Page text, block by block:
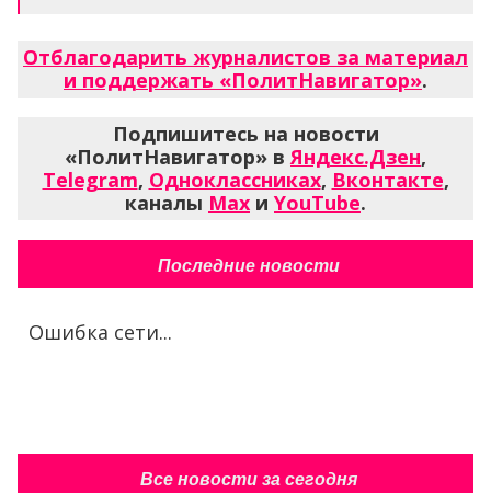
Отблагодарить журналистов за материал
и поддержать «ПолитНавигатор».
Подпишитесь на новости
«ПолитНавигатор» вЯндекс.Дзен,
Telegram, Одноклассниках, Вконтакте,
каналы Max и YouTube.
Последние новости
Ошибка сети...
Все новости за сегодня